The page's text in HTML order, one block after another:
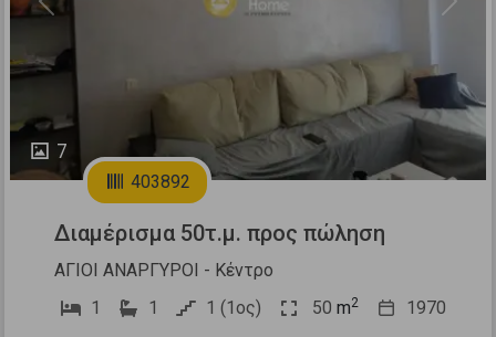
7
Previous Next
403892
Διαμέρισμα 50τ.μ. προς πώληση
ΑΓΙΟΙ ΑΝΑΡΓΥΡΟΙ - Κέντρο
1
1 1 (1ος) 50 m2 1970